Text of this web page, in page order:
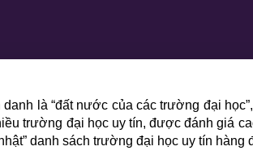
là “đất nước của các trường đại
trường đại học uy tín, được đánh giá
danh sách trường đại học uy tín